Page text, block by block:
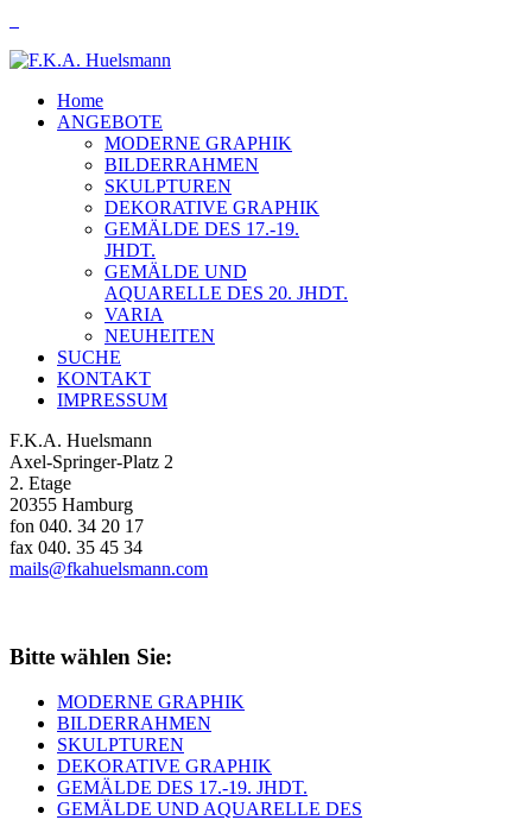
Home
ANGEBOTE
MODERNE GRAPHIK
BILDERRAHMEN
SKULPTUREN
DEKORATIVE GRAPHIK
GEMÄLDE DES 17.-19.
JHDT.
GEMÄLDE UND
AQUARELLE DES 20. JHDT.
VARIA
NEUHEITEN
SUCHE
KONTAKT
IMPRESSUM
F.K.A. Huelsmann
Axel-Springer-Platz 2
2. Etage
20355 Hamburg
fon 040. 34 20 17
fax 040. 35 45 34
mails@fkahuelsmann.com
Bitte wählen Sie:
MODERNE GRAPHIK
BILDERRAHMEN
SKULPTUREN
DEKORATIVE GRAPHIK
GEMÄLDE DES 17.-19. JHDT.
GEMÄLDE UND AQUARELLE DES